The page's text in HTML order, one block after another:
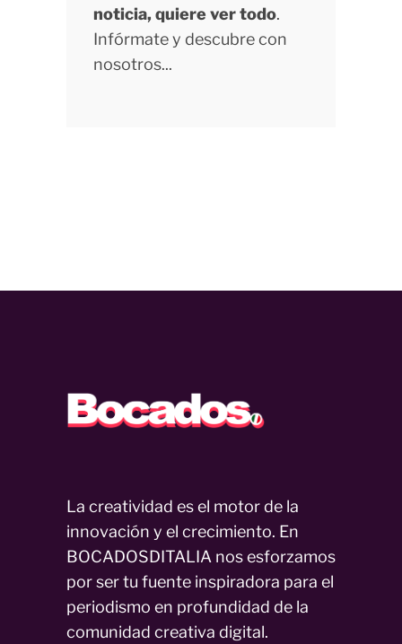
noticia, quiere ver todo.
Infórmate y descubre con
nosotros...
La creatividad es el motor de la
innovación y el crecimiento. En
BOCADOSDITALIA nos esforzamos
por ser tu fuente inspiradora para el
periodismo en profundidad de la
comunidad creativa digital.